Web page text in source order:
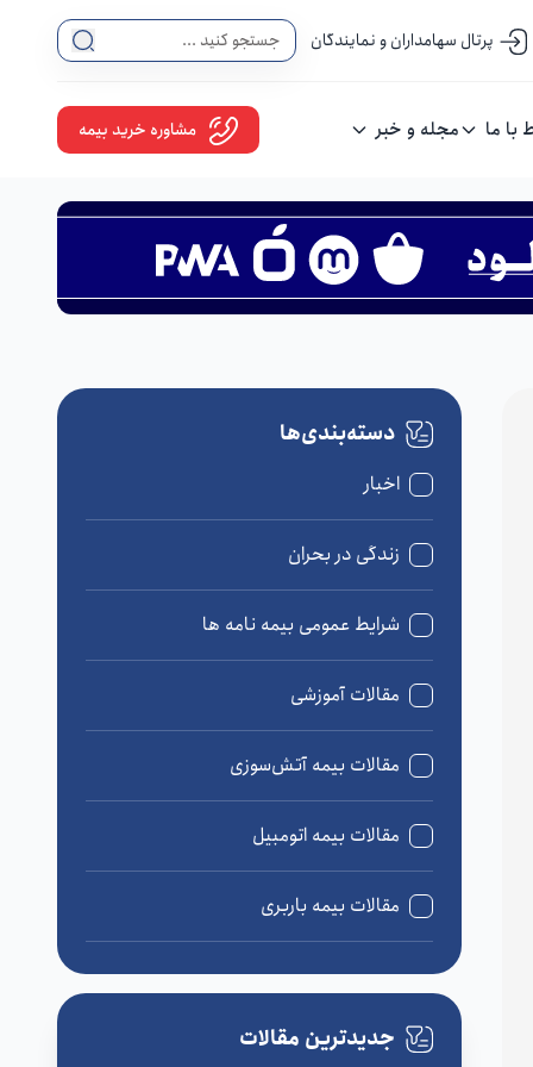
پرتال سهامداران و نمایندگان
با ما مجله و خبر مشاوره خرید بیمه
دسته‌بندی‌ها
اخبار
زندگی در بحران
شرایط عمومی بیمه نامه ها
مقالات آموزشی
مقالات بیمه آتش‌سوزی
مقالات بیمه اتومبیل
مقالات بیمه باربری
مقالات بیمه درمان
مقالات بیمه زندگی
جدیدترین مقالات